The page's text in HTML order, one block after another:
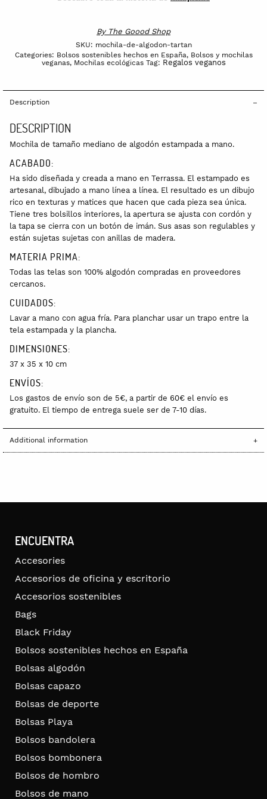
By The Goood Shop
SKU: mochila-de-algodon-tartan
Categories: Bolsos sostenibles hechos en España, Bolsos y mochilas
veganas, Mochilas ecológicas Tag: Regalos veganos
Description
DESCRIPTION
Mochila de tamaño mediano de algodón estampada a mano.
ACABADO:
Ha sido diseñada y creada a mano en Terrassa. El estampado es
artesanal, dibujado a mano línea a línea. El resultado es un dibujo
rico en texturas y matices que hacen que cada pieza sea única.
Tiene tres bolsillos interiores, la apertura se ajusta con cordón y
la tapa se cierra con un botón de imán. Sus asas son regulables y
están sujetas sujetas con anillas de madera.
MATERIA PRIMA:
Todas las telas son 100% algodón compradas en proveedores
cercanos.
CUIDADOS:
Lavar a mano con agua fría. Para planchar usar un trapo entre la
tela estampada y la plancha.
DIMENSIONES:
37 x 35 x 10 cm
ENVÍOS:
Los gastos de envío son de 5€, a partir de 60€ el envío es
gratuito. El tiempo de entrega suele ser de 7-10 días.
Additional information
ENCUENTRA
Accesories
Accesorios de oficina y escritorio
Accesorios sostenibles
Bags
Black Friday
Bolsos sostenibles hechos en España
Bolsas algodón
Bolsas capazo
Bolsas de deporte
Bolsas Playa
Bolsos bandolera
Bolsos bombonera
Bolsos de hombro
Bolsos de mano